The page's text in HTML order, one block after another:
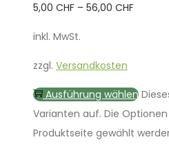
5,00 CHF – 56,00 CHF
inkl. MwSt.
zzgl. Versandkosten
Ausführung wählen
Varianten auf. Die
Produktseite gewählt